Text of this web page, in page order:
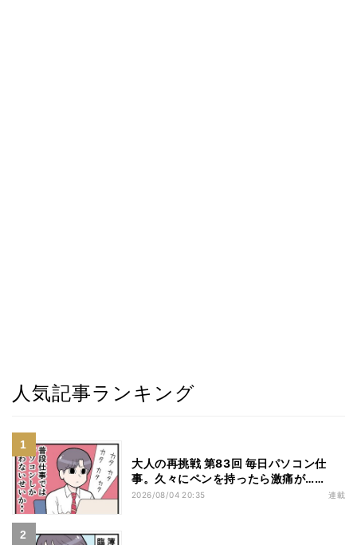
人気記事ランキング
大人の再挑戦 第83回 毎日パソコン仕
事。久々にペンを持ったら激痛が……
2026/08/04 20:35 連載